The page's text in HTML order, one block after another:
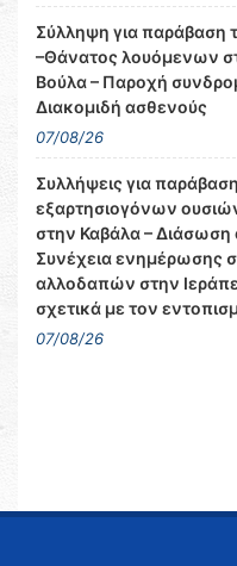
Σύλληψη για παράβαση
–Θάνατος λουόμενων
Βούλα – Παροχή
Διακομιδή ασθενούς
07/08/26
Συλλήψεις για
εξαρτησιογόνων
στην Καβάλα –
Συνέχεια ενημέρωσης
αλλοδαπών στην
σχετικά με τον
07/08/26